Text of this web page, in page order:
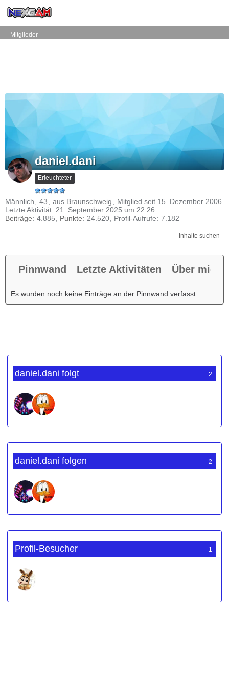
Mitglieder
daniel.dani
Erleuchteter
Männlich 43 aus Braunschweig
Mitglied seit 15. Dezember 2006
Letzte Aktivität: 21. September 2025 um 22:26
Beiträge
4.885 Punkte 24.520 Profil-Aufrufe 7.182
Inhalte suchen
Pinnwand Letzte Aktivitäten Über mich
Es wurden noch keine Einträge an der Pinnwand verfasst.
daniel.dani folgt 2
daniel.dani folgen 2
Profil-Besucher 1